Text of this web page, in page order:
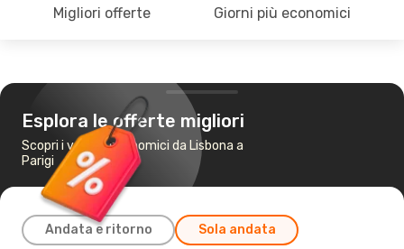
Migliori offerte Giorni più economici
Esplora le offerte migliori
Scopri i voli più economici da Lisbona a
Parigi
Andata e ritorno Sola andata